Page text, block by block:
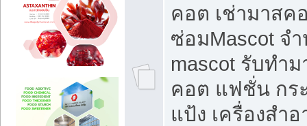
คอต เช่ามาสค
ซ่อมMascot จ
mascot รับทำ
คอต แฟชั่น กระ
แป้ง เครื่องสำ